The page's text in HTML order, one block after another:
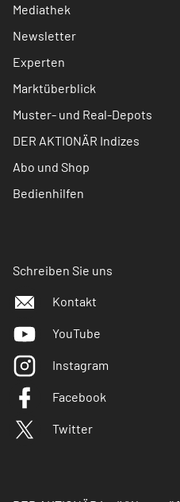
Mediathek
Newsletter
Experten
Marktüberblick
Muster- und Real-Depots
DER AKTIONÄR Indizes
Abo und Shop
Bedienhilfen
Schreiben Sie uns
Kontakt
YouTube
Instagram
Facebook
Twitter